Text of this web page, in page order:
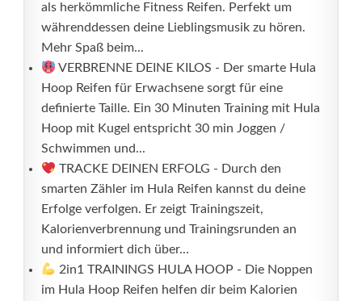
als herkömmliche Fitness Reifen. Perfekt um
währenddessen deine Lieblingsmusik zu hören.
Mehr Spaß beim...
VERBRENNE DEINE KILOS - Der smarte Hula
Hoop Reifen für Erwachsene sorgt für eine
definierte Taille. Ein 30 Minuten Training mit Hula
Hoop mit Kugel entspricht 30 min Joggen /
Schwimmen und...
TRACKE DEINEN ERFOLG - Durch den
smarten Zähler im Hula Reifen kannst du deine
Erfolge verfolgen. Er zeigt Trainingszeit,
Kalorienverbrennung und Trainingsrunden an
und informiert dich über...
2in1 TRAININGS HULA HOOP - Die Noppen
im Hula Hoop Reifen helfen dir beim Kalorien